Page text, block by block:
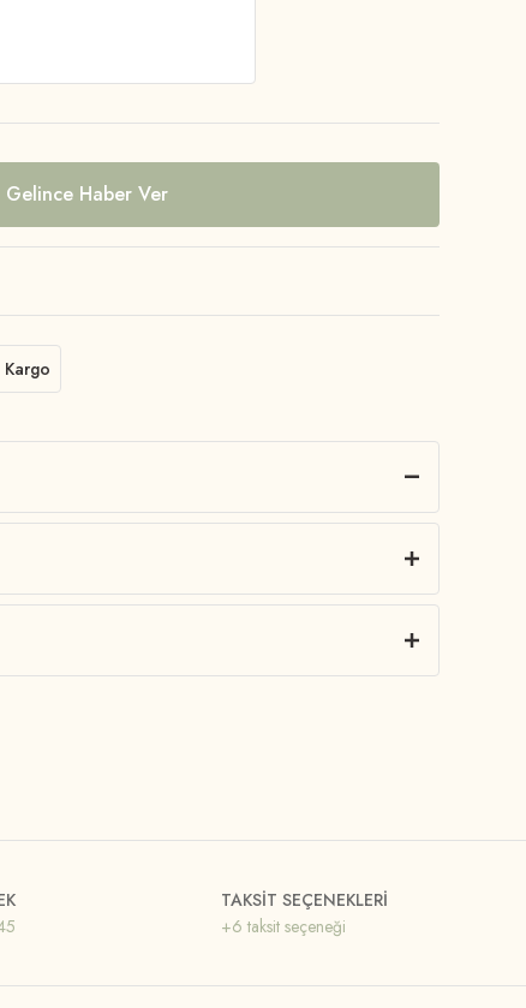
Gelince Haber Ver
Kargo
TAKSİT SEÇENEKLERİ
+6 taksit seçeneği